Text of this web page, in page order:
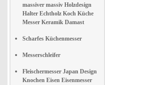
massiver massiv Holzdesign
Halter Echtholz Koch Küche
Messer Keramik Damast
Scharfes Küchenmesser
Messerschleifer
Fleischermesser Japan Design
Knochen Eisen Eisenmesser